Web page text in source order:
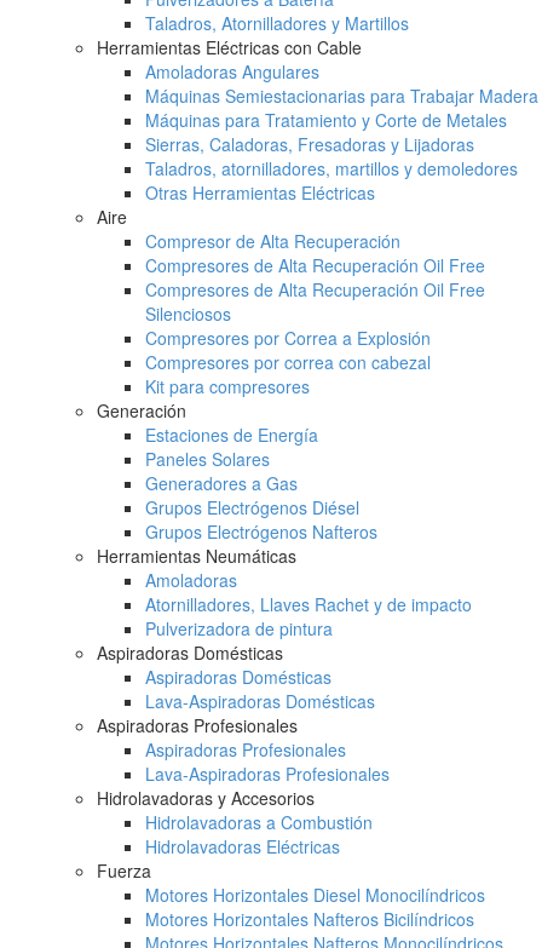
Taladros, Atornilladores y Martillos
Herramientas Eléctricas con Cable
Amoladoras Angulares
Máquinas Semiestacionarias para Trabajar Madera
Máquinas para Tratamiento y Corte de Metales
Sierras, Caladoras, Fresadoras y Lijadoras
Taladros, atornilladores, martillos y demoledores
Otras Herramientas Eléctricas
Aire
Compresor de Alta Recuperación
Compresores de Alta Recuperación Oil Free
Compresores de Alta Recuperación Oil Free
Silenciosos
Compresores por Correa a Explosión
Compresores por correa con cabezal
Kit para compresores
Generación
Estaciones de Energía
Paneles Solares
Generadores a Gas
Grupos Electrógenos Diésel
Grupos Electrógenos Nafteros
Herramientas Neumáticas
Amoladoras
Atornilladores, Llaves Rachet y de impacto
Pulverizadora de pintura
Aspiradoras Domésticas
Aspiradoras Domésticas
Lava-Aspiradoras Domésticas
Aspiradoras Profesionales
Aspiradoras Profesionales
Lava-Aspiradoras Profesionales
Hidrolavadoras y Accesorios
Hidrolavadoras a Combustión
Hidrolavadoras Eléctricas
Fuerza
Motores Horizontales Diesel Monocilíndricos
Motores Horizontales Nafteros Bicilíndricos